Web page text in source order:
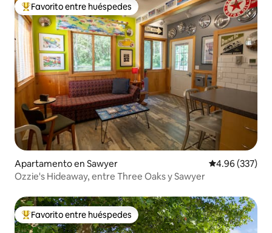
Favorito entre huéspedes preferido
Favorito entre huéspedes
Apartamento en Sawyer Calificación
4.96 (337)
Ozzie's Hideaway, entre Three Oaks y Sawyer
Favorito entre huéspedes preferido
Favorito entre huéspedes